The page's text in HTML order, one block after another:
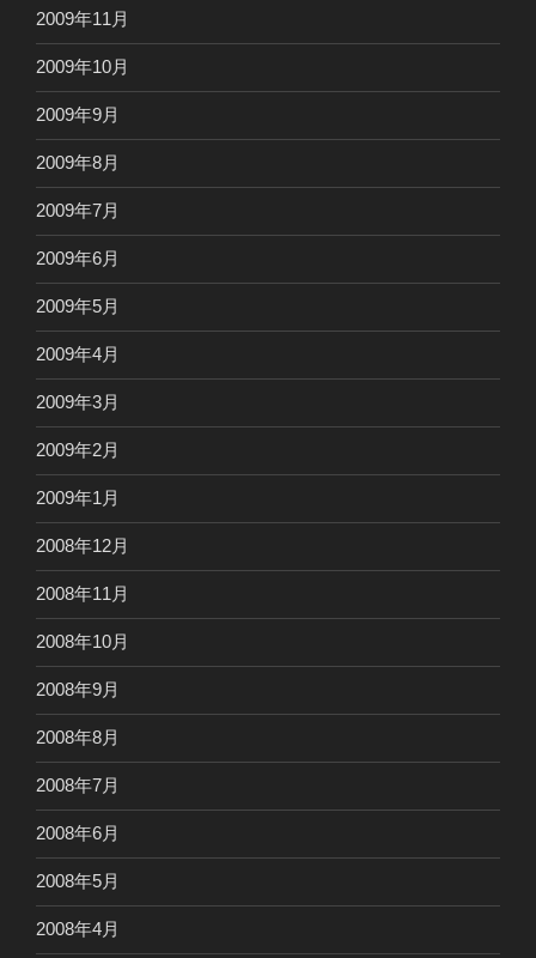
2009年11月
2009年10月
2009年9月
2009年8月
2009年7月
2009年6月
2009年5月
2009年4月
2009年3月
2009年2月
2009年1月
2008年12月
2008年11月
2008年10月
2008年9月
2008年8月
2008年7月
2008年6月
2008年5月
2008年4月